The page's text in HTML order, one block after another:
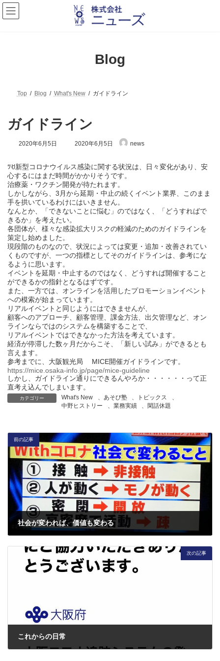
コ
ン
テ
ナ
ビ
ゲ
Blog
Top Blog What's New ガイドライン
ガイドライン
2020年6月5日
最
新
日
時
:
2020年6月5日 news
ﾂꀀ新型コロナウイルス感染に関する状況は、日々変化があり、安
心するにはまだ時間がかかりそうです。
治療薬・ワクチン開発が待たれます。
しかしながら、3月から延期・中止の続くイベント業界、このまま
手を拱いているわけにはいきません。
なんとか、「できないことに悩む」のではなく、「どうすればで
きるか」を考えたい。
各団体が、様々な感染拡大リスクの軽減のためのガイドラインを
策定し始めました。
現段階のものなので、状況によっては変更・追加・改善されてい
くものですが、一つの指標としてそのガイドラインは、参考にな
るように思います。
イベントを延期・中止するのではなく、どうすれば開催すること
ができるかの指針となるはずです。
また、一方では、オンラインを活用したプロモーションイベント
への模索が始まっています。
リアルイベントと同じようにはできませんが、
顧客へのアプローチ、顧客管理、課金方法、出欠管理など、オン
ラインならではのシステムを構築することで、
リアルイベントではできなかった方法を考えています。
経済が停滞した数ヶ月だからこそ、「新しい試み」ができるとも
言えます。
参考までに、大阪観光局 MICE開催ガイドラインです。
https://mice.osaka-info.jp/page/mice-guideline
しかし、ガイドライン通りにできるんやろか・・・・・・って正
直考え込んでしまいます。
カテゴリー What's New 、 あそび塾 、 トピックス
、
中野ヒストリー
、 業務実績 、 閑話休題
前の記事
社会が変われば、価値も変わる
次の記事
これからの日常